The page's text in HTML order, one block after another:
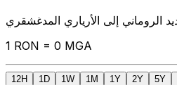
الروماني إلى الأرياري المدغشقري
1 RON = 0 MGA
12H 1D 1W 1M 1Y 2Y 5Y